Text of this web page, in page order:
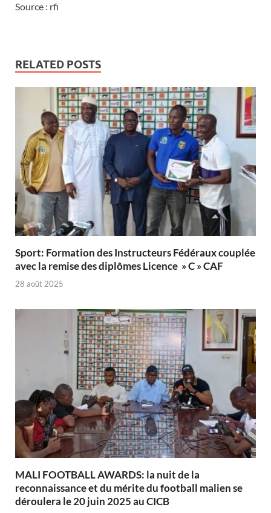
Source : rfi
RELATED POSTS
Sport: Formation des Instructeurs Fédéraux couplée
avec la remise des diplômes Licence » C » CAF
28 août 2025
MALI FOOTBALL AWARDS: la nuit de la
reconnaissance et du mérite du football malien se
déroulera le 20 juin 2025 au CICB